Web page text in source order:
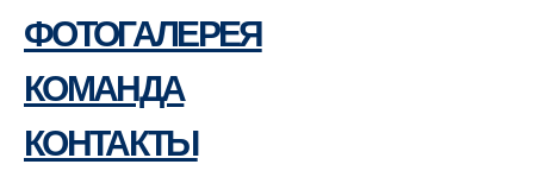
ФОТОГАЛЕРЕЯ
КОМАНДА
КОНТАКТЫ